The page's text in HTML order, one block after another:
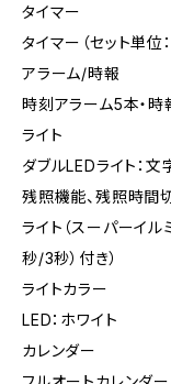
タイマー
タイマー（セット単位
アラーム/時報
時刻アラーム5本・時
ライト
ダブルLEDライト：文
残照機能、残照時間
ライト（スーパーイ
秒/3秒）付き）
ライトカラー
LED：ホワイト
カレンダー